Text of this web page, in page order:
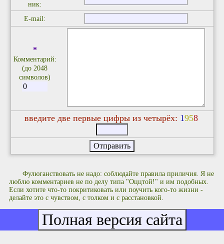
ник:
E-mail:
*
Комментарий:
(до 2048
символов)
введите две первые цифры из четырёх: 1958
Фулюганствовать не надо: соблюдайте правила приличия. Я не
люблю комментариев не по делу типа "Оццтой!" и им подобных.
Если хотите что-то покритиковать или поучить кого-то жизни -
делайте это с чувством, с толком и с расстановкой.